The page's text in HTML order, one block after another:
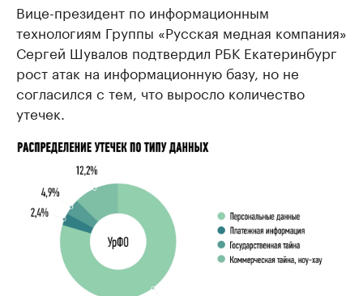
Вице-президент по информационным
технологиям Группы «Русская медная компания»
Сергей Шувалов подтвердил РБК Екатеринбург
рост атак на информационную базу, но не
согласился с тем, что выросло количество
утечек.